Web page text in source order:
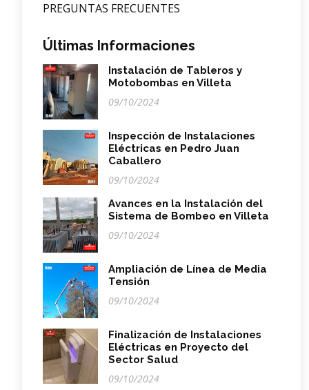
PREGUNTAS FRECUENTES
Últimas Informaciones
Instalación de Tableros y
Motobombas en Villeta
09/10/2024
Inspección de Instalaciones
Eléctricas en Pedro Juan
Caballero
09/10/2024
Avances en la Instalación del
Sistema de Bombeo en Villeta
09/10/2024
Ampliación de Línea de Media
Tensión
09/10/2024
Finalización de Instalaciones
Eléctricas en Proyecto del
Sector Salud
09/10/2024